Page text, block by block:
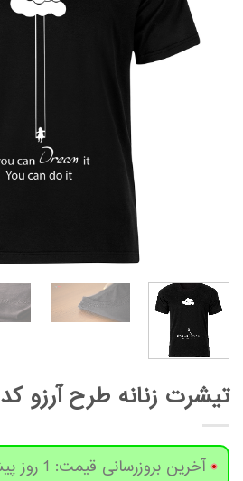
تیشرت زنانه طرح آرزو کد 23
آخرین بروزرسانی قیمت: 1 روز پیش